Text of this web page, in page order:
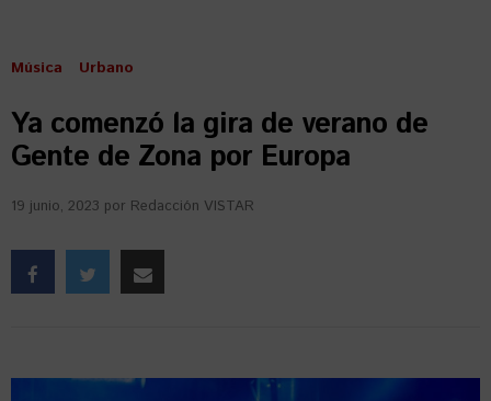
Música Urbano
Ya comenzó la gira de verano de
Gente de Zona por Europa
19 junio, 2023 por Redacción VISTAR